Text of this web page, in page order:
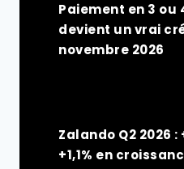
Paiement en 3 ou
devient un vrai
novembre 2026
Zalando Q2 2026
+1,1% en